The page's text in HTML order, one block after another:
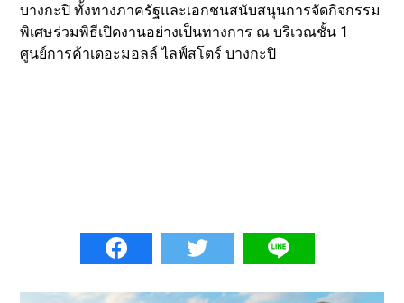
บางกะปิ ทั้งทางภาครัฐและเอกชนสนับสนุนการจัดกิจกรรม
พิเศษร่วมพิธีเปิดงานอย่างเป็นทางการ ณ บริเวณชั้น 1
ศูนย์การค้าเดอะมอลล์ ไลฟ์สโตร์ บางกะปิ